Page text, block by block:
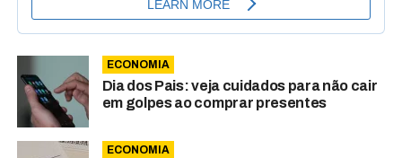
ECONOMIA
Dia dos Pais: veja cuidados para não cair
em golpes ao comprar presentes
ECONOMIA